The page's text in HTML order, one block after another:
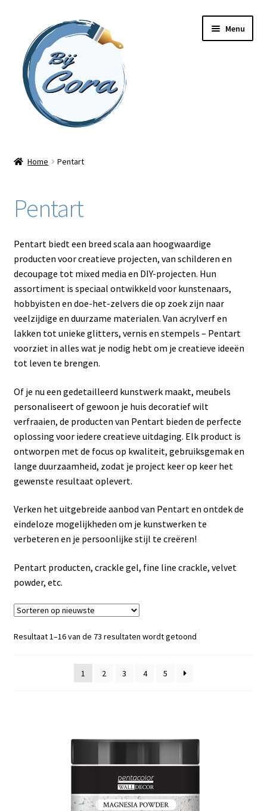
naar
navigatie
inhoud
Menu
Online cursussen
Shop
Frenchic
Sjablonen
Iron orchid designs
Maja’s Memories
Redesign
Decoupage papier
Dragonflycrafts decoupage rice paper
Resin, rubber & klei
Pentart
DecoArt multi-surface acrylverf
Aanbiedingen
Privacy statement
Home Pentart
Pentart
Pentart biedt een breed scala aan hoogwaardige
producten voor creatieve projecten, van schilderen en
decoupage tot mixed media en DIY-projecten. Hun
assortiment is speciaal ontwikkeld voor kunstenaars,
hobbyisten en doe-het-zelvers die op zoek zijn naar
veelzijdige en duurzame materialen. Van acrylverf en
lakken tot unieke glitters, vernis en stempels – Pentart
voorziet in alles wat je nodig hebt om je creatieve ideeën
tot leven te brengen.
Of je nu een gedetailleerd kunstwerk maakt, meubels
personaliseert of gewoon je huis decoratief wilt
verfraaien, de producten van Pentart bieden de perfecte
oplossing voor iedere creatieve uitdaging. Elk product is
ontworpen met de focus op kwaliteit, gebruiksgemak en
lange duurzaamheid, zodat je project keer op keer het
gewenste resultaat oplevert.
Verken het uitgebreide aanbod van Pentart en ontdek de
eindeloze mogelijkheden om je kunstwerken te
verbeteren en je persoonlijke stijl te creëren!
Pentart producten, crackle gel, fine line crackle, velvet
powder, etc.
Resultaat 1–16 van de 73 resultaten wordt getoondGesorteerd
1
2 3 4 5